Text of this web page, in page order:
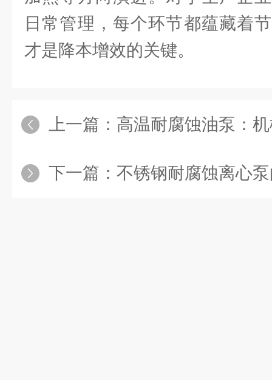
日常管理，每个环节都蕴藏着
才是降本增效的关键。
上一篇： 高温耐腐蚀油泵：机械密封
下一篇： 不锈钢耐腐蚀离心泵